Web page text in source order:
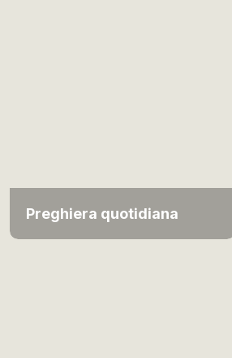
Preghiera quotidiana